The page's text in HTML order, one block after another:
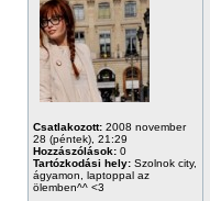
Csatlakozott: 2008 november
28 (péntek), 21:29
Hozzászólások: 0
Tartózkodási hely: Szolnok city,
ágyamon, laptoppal az
ölemben^^ <3